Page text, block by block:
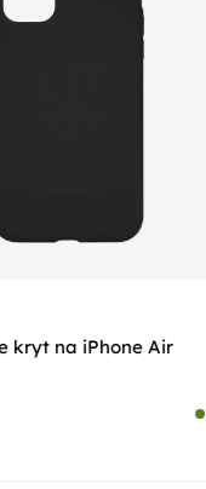
kryt na iPhone Air